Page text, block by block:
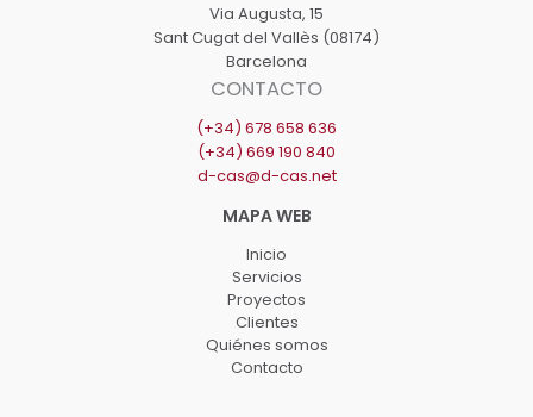
Via Augusta, 15
Sant Cugat del Vallès (08174)
Barcelona
CONTACTO
(+34) 678 658 636
(+34) 669 190 840
d-cas@d-cas.net
Inicio
Servicios
Proyectos
Clientes
Quiénes somos
Contacto